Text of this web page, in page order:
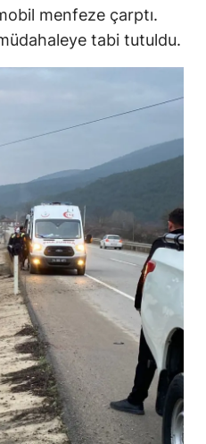
menfeze çarptı.
tabi tutuldu.